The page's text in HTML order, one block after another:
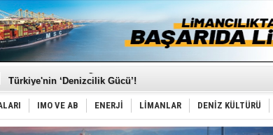
TÜRKLİM Başkanı Hamdi Erçelik’ten ‘Çözüm Anahtarı’
Türkiye'nin ‘Denizcilik Gücü’!
Dünyanın en tehlikeli yosunu: Yüz binlerce canlıyı öldürmüş
Hürmüz’de bekleyen gemiler biyolojik bombaya dönüşüyor
Rusya'nın gizli filosu büyüyor!
Keşfedildi: En büyük Mercan Ormanı!
IMO VE AB ENERJİ LİMANLAR DENİZ KÜLTÜRÜ